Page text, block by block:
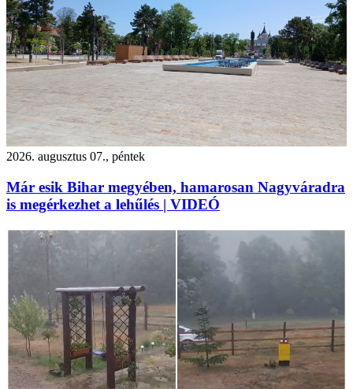
2026. augusztus 07., péntek
Már esik Bihar megyében, hamarosan Nagyváradra
is megérkezhet a lehűlés | VIDEÓ